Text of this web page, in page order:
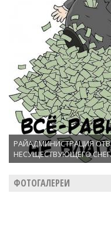
РАЙАДМИНИСТРАЦИЯ
НЕСУЩЕСТВУЮЩЕГО
ФОТОГАЛЕРЕИ